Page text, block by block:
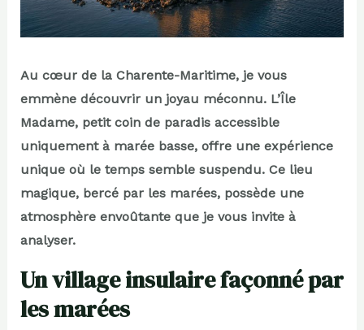
Au cœur de la Charente-Maritime, je vous
emmène découvrir un joyau méconnu. L’Île
Madame, petit coin de paradis accessible
uniquement à marée basse, offre une expérience
unique où le temps semble suspendu. Ce lieu
magique, bercé par les marées, possède une
atmosphère envoûtante que je vous invite à
analyser.
Un village insulaire façonné par
les marées